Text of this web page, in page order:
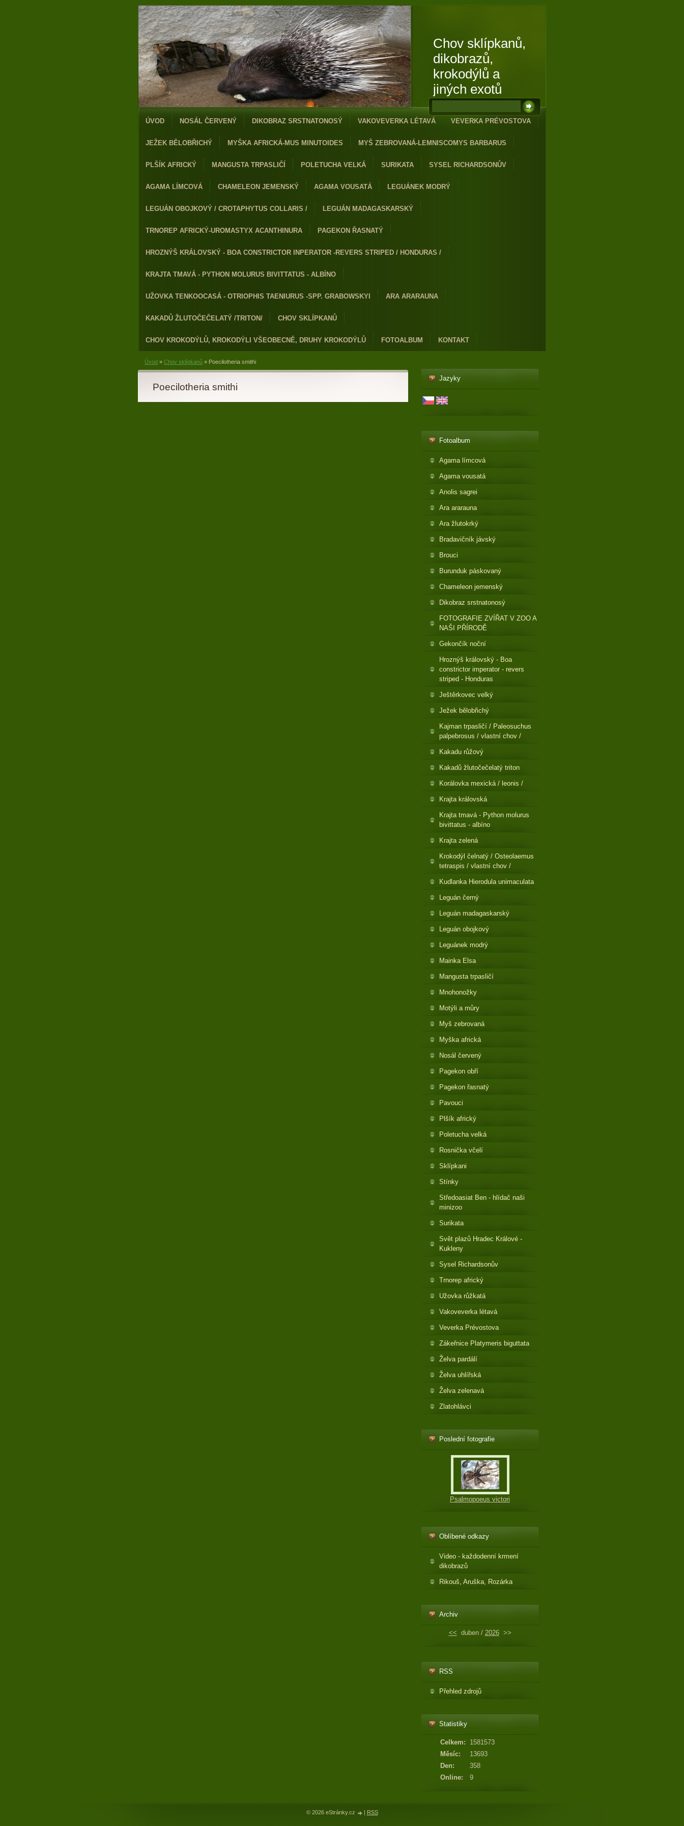
Chov sklípkanů,
dikobrazů,
krokodýlů a
jiných exotů
ÚVOD NOSÁL ČERVENÝ DIKOBRAZ SRSTNATONOSÝ VAKOVEVERKA LÉTAVÁ VEVERKA PRÉVOSTOVA
JEŽEK BĚLOBŘICHÝ MYŠKA AFRICKÁ-MUS MINUTOIDES MYŠ ZEBROVANÁ-LEMNISCOMYS BARBARUS
PLŠÍK AFRICKÝ MANGUSTA TRPASLIČÍ POLETUCHA VELKÁ SURIKATA SYSEL RICHARDSONŮV
AGAMA LÍMCOVÁ CHAMELEON JEMENSKÝ AGAMA VOUSATÁ LEGUÁNEK MODRÝ
LEGUÁN OBOJKOVÝ / CROTAPHYTUS COLLARIS / LEGUÁN MADAGASKARSKÝ
TRNOREP AFRICKÝ-UROMASTYX ACANTHINURA PAGEKON ŘASNATÝ
HROZNÝŠ KRÁLOVSKÝ - BOA CONSTRICTOR INPERATOR -REVERS STRIPED / HONDURAS /
KRAJTA TMAVÁ - PYTHON MOLURUS BIVITTATUS - ALBÍNO
UŽOVKA TENKOOCASÁ - OTRIOPHIS TAENIURUS -SPP. GRABOWSKYI ARA ARARAUNA
KAKADŮ ŽLUTOČEČELATÝ /TRITON/ CHOV SKLÍPKANŮ
CHOV KROKODÝLŮ, KROKODÝLI VŠEOBECNĚ, DRUHY KROKODÝLŮ FOTOALBUM KONTAKT
Úvod » Chov sklípkanů » Poecilotheria smithi
Poecilotheria smithi
Jazyky
Fotoalbum
Agama límcová
Agama vousatá
Anolis sagrei
Ara ararauna
Ara žlutokrký
Bradavičník jávský
Brouci
Burunduk páskovaný
Chameleon jemenský
Dikobraz srstnatonosý
FOTOGRAFIE ZVÍŘAT V ZOO A
NAŠI PŘÍRODĚ
Gekončík noční
Hroznýš královský - Boa
constrictor imperator - revers
striped - Honduras
Ještěrkovec velký
Ježek bělobřichý
Kajman trpasličí / Paleosuchus
palpebrosus / vlastní chov /
Kakadu růžový
Kakadů žlutočečelatý triton
Korálovka mexická / leonis /
Krajta královská
Krajta tmavá - Python molurus
bivittatus - albíno
Krajta zelená
Krokodýl čelnatý / Osteolaemus
tetraspis / vlastní chov /
Kudlanka Hierodula unimaculata
Leguán černý
Leguán madagaskarský
Leguán obojkový
Leguánek modrý
Mainka Elsa
Mangusta trpasličí
Mnohonožky
Motýli a můry
Myš zebrovaná
Myška africká
Nosál červený
Pagekon obří
Pagekon řasnatý
Pavouci
Plšík africký
Poletucha velká
Rosnička včelí
Sklípkani
Stínky
Středoasiat Ben - hlídač naši
minizoo
Surikata
Svět plazů Hradec Králové -
Kukleny
Sysel Richardsonův
Trnorep africký
Užovka růžkatá
Vakoveverka létavá
Veverka Prévostova
Zákeřnice Platymeris biguttata
Želva pardálí
Želva uhlířská
Želva zelenavá
Zlatohlávci
Poslední fotografie
Psalmopoeus victori
Oblíbené odkazy
Video - každodenní krmení
dikobrazů
Rikouš, Aruška, Rozárka
Archiv
<< duben / 2026 >>
RSS
Přehled zdrojů
Statistiky
Online: 9
Celkem:
1581573
Měsíc:
13693
Den:
358
© 2026 eStránky.cz | RSS